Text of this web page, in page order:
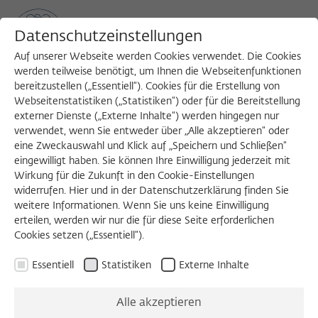
MENU
Search
1988/1989
William R. Shea, Ph.D.
Professor for the History and Philosophy of Science
McGill University, Montreal
KOLLOQUIUM, 30.05.1989
Datenschutzeinstellungen
Auf unserer Webseite werden Cookies verwendet. Die Cookies
werden teilweise benötigt, um Ihnen die Webseitenfunktionen
bereitzustellen („Essentiell“). Cookies für die Erstellung von
Webseitenstatistiken („Statistiken“) oder für die Bereitstellung
externer Dienste („Externe Inhalte“) werden hingegen nur
verwendet, wenn Sie entweder über „Alle akzeptieren“ oder
eine Zweckauswahl und Klick auf „Speichern und Schließen“
eingewilligt haben. Sie können Ihre Einwilligung jederzeit mit
Wirkung für die Zukunft in den Cookie-Einstellungen
widerrufen. Hier und in der Datenschutzerklärung finden Sie
weitere Informationen. Wenn Sie uns keine Einwilligung
erteilen, werden wir nur die für diese Seite erforderlichen
Cookies setzen („Essentiell“).
Essentiell Statistiken Externe Inhalte
Alle akzeptieren